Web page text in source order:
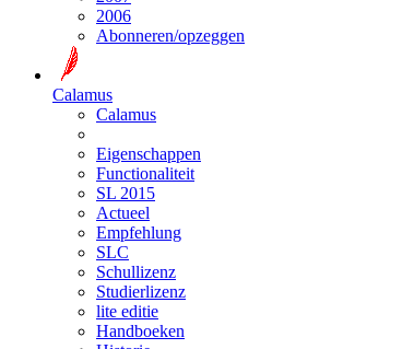
2006
Abonneren/opzeggen
Calamus
Calamus
Eigenschappen
Functionaliteit
SL 2015
Actueel
Empfehlung
SLC
Schullizenz
Studierlizenz
lite editie
Handboeken